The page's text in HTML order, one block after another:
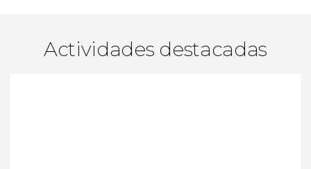
Actividades destacadas